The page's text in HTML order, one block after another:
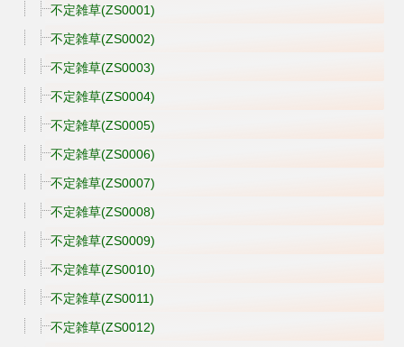
不定雑草(ZS0001)
不定雑草(ZS0002)
不定雑草(ZS0003)
不定雑草(ZS0004)
不定雑草(ZS0005)
不定雑草(ZS0006)
不定雑草(ZS0007)
不定雑草(ZS0008)
不定雑草(ZS0009)
不定雑草(ZS0010)
不定雑草(ZS0011)
不定雑草(ZS0012)